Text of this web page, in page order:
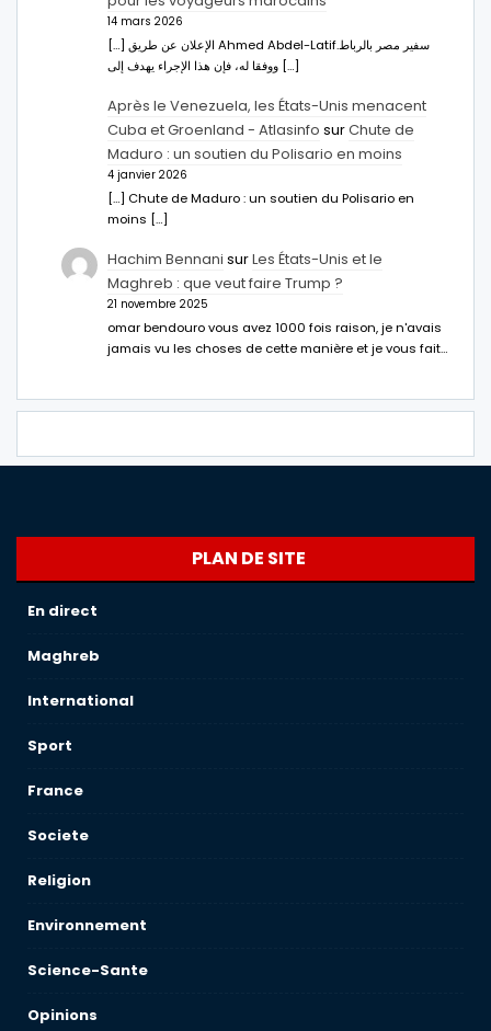
14 mars 2026
[…] الإعلان عن طريق Ahmed Abdel-Latifسفير مصر بالرباط.
ووفقا له، فإن هذا الإجراء يهدف إلى […]
Après le Venezuela, les États-Unis menacent
Cuba et Groenland - Atlasinfo surChute de
Maduro : un soutien du Polisario en moins
4 janvier 2026
[…] Chute de Maduro : un soutien du Polisario en
moins […]
Hachim Bennani surLes États-Unis et le
Maghreb : que veut faire Trump ?
21 novembre 2025
omar bendouro vous avez 1000 fois raison, je n'avais
jamais vu les choses de cette manière et je vous fait…
PLAN DE SITE
En direct
Maghreb
International
Sport
France
Societe
Religion
Environnement
Science-Sante
Opinions